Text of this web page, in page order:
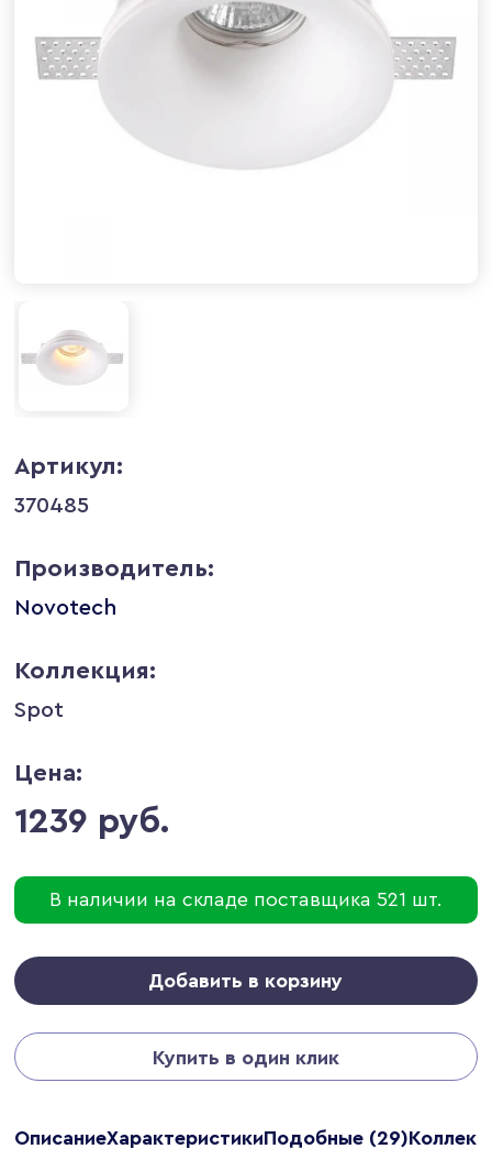
Артикул:
370485
Производитель:
Novotech
Коллекция:
Spot
Цена:
1239 руб.
В наличии на складе поставщика 521 шт.
Добавить в корзину
Купить в один клик
ОписаниеХарактеристикиПодобные (29)